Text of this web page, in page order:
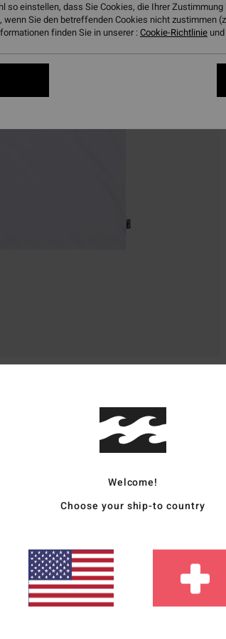
Welcome!
Choose your ship-to country
so einstellen, dass Sie Cookies, die Ihrer
Sie den betreffenden Cookies nicht zustimmen
finden Sie in unserer :Cookie-Richtlinie und